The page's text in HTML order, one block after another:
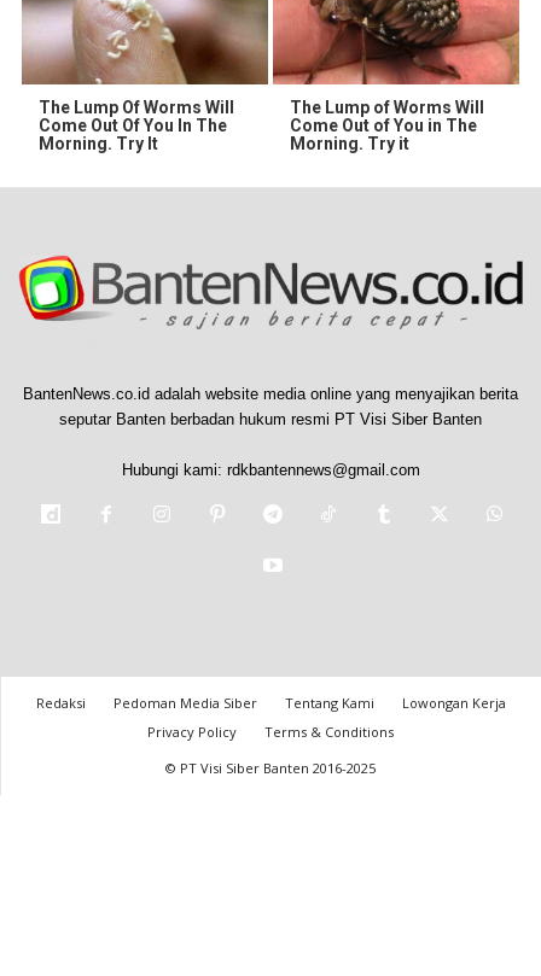
The Lump Of Worms Will
Come Out Of You In The
Morning. Try It
The Lump of Worms Will
Come Out of You in The
Morning. Try it
BantenNews.co.id adalah website media online yang menyajikan berita
seputar Banten berbadan hukum resmi PT Visi Siber Banten
Hubungi kami: rdkbantennews@gmail.com
Redaksi Pedoman Media Siber Tentang Kami
Lowongan Kerja
Privacy Policy
Terms & Conditions
© PT Visi Siber Banten 2016-2025